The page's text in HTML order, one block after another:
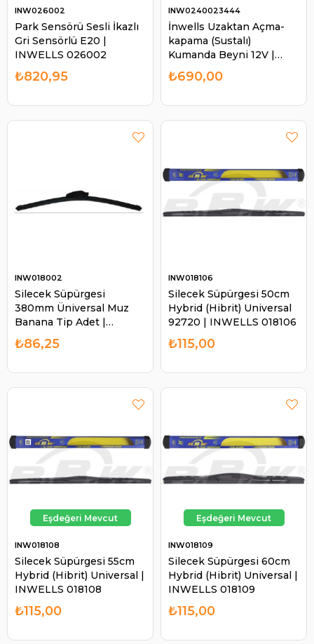
Park Sensörü Sesli İkazlı
Gri Sensörlü E20 |
INWELLS 026002
INW026002
₺820,95
İnwells Uzaktan Açma-
kapama (Sustalı)
Kumanda Beyni 12V |
INWELLS 0240023444
INW0240023444
₺690,00
Silecek Süpürgesi
380mm Üniversal Muz
Banana Tip Adet |
INWELLS 018002
INW018002
₺86,25
Silecek Süpürgesi 50cm
Hybrid (Hibrit) Universal
92720 | INWELLS 018106
INW018106
₺115,00
Silecek Süpürgesi 55cm
Hybrid (Hibrit) Universal |
INWELLS 018108
INW018108
₺115,00
Silecek Süpürgesi 60cm
Hybrid (Hibrit) Universal |
INWELLS 018109
INW018109
₺115,00